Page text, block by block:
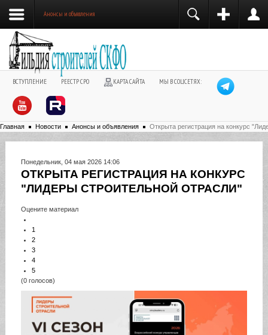
Анонсы и объявления
ВСТУПЛЕНИЕ РЕЕСТР СРО КАРТА САЙТА МЫ В СОЦСЕТЯХ:
Главная Новости Анонсы и объявления Открыта регистрация на конкурс
Понедельник, 04 мая 2026 14:06
ОТКРЫТА РЕГИСТРАЦИЯ НА КОНКУРС
"ЛИДЕРЫ СТРОИТЕЛЬНОЙ ОТРАСЛИ"
Оцените материал
1
2
3
4
5
(0 голосов)